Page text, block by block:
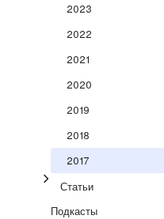
2023
2022
2021
2020
2019
2018
2017
Статьи
Подкасты